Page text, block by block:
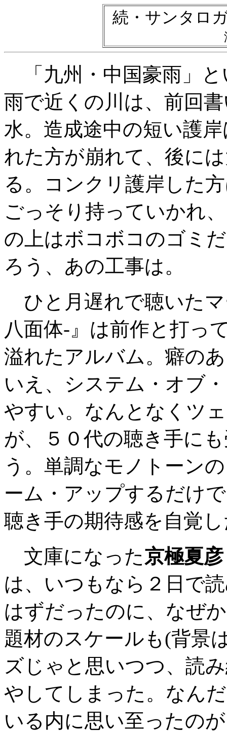
続・サンタロ
「九州・中国豪雨」と
雨で近くの川は、前回
水。造成途中の短い護
れた方が崩れて、後に
る。コンクリ護岸した
ごっそり持っていかれ
の上はボコボコのゴミ
ろう、あの工事は。
ひと月遅れで聴いたマ
八面体-』は前作と打っ
溢れたアルバム。癖の
いえ、システム・オブ
やすい。なんとなくツ
が、５０代の聴き手に
う。単調なモノトーン
ーム・アップするだけ
聴き手の期待感を自覚
文庫になった京極夏
は、いつもなら２日で
はずだったのに、なぜ
題材のスケールも(背景
ズじゃと思いつつ、読
やしてしまった。なん
いる内に思い至ったの